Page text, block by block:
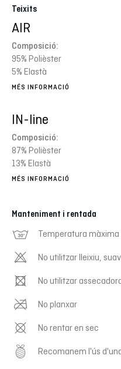
Teixits
AIR
Composició:
95% Polièster
5% Elastà
MÉS INFORMACIÓ
IN-line
Composició:
87% Polièster
13% Elastà
MÉS INFORMACIÓ
Manteniment i rentada
Temperatura màxima
No utilitzar lleixiu,
No utilitzar
No planxar
No rentar en sec
Recomanem l'ús